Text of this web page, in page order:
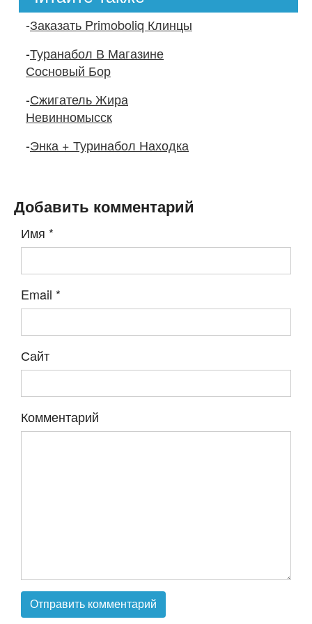
-Заказать Primoboliq Клинцы
-Туранабол В Магазине
Сосновый Бор
-Сжигатель Жира
Невинномысск
-Энка + Туринабол Находка
Добавить комментарий
Имя *
Email *
Сайт
Комментарий